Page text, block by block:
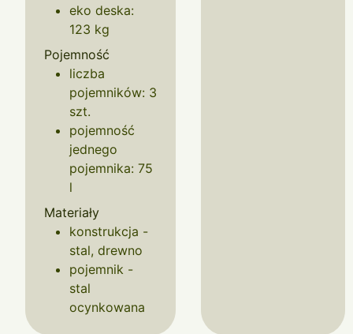
eko deska:
123 kg
Pojemność
liczba
pojemników: 3
szt.
pojemność
jednego
pojemnika: 75
l
Materiały
konstrukcja -
stal, drewno
pojemnik -
stal
ocynkowana